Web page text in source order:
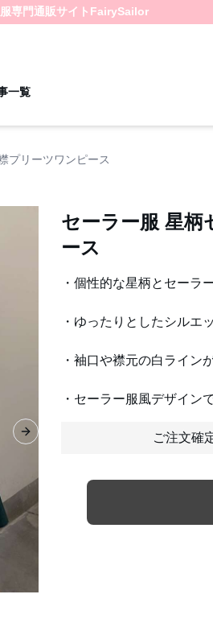
専門通販サイト FairySailor
一覧
プリーツワンピース
Next slide
セーラー服 星柄
ース
・個性的な星柄とセーラ
・ゆったりとしたシルエ
・袖口や襟元の白ライン
・セーラー服風デザイン
ご注文確